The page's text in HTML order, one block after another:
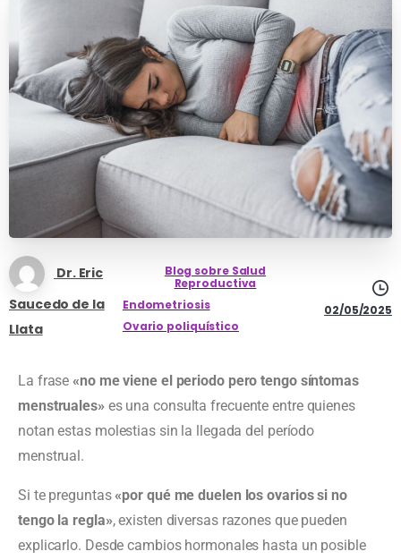
Dr. Eric
Saucedo de la
Llata
Blog sobre Salud
Reproductiva
Endometriosis
Ovario poliquístico
02/05/2025
La frase «no me viene el periodo pero tengo síntomas
menstruales» es una consulta frecuente entre quienes
notan estas molestias sin la llegada del período
menstrual.
Si te preguntas «por qué me duelen los ovarios si no
tengo la regla», existen diversas razones que pueden
explicarlo. Desde cambios hormonales hasta un posible